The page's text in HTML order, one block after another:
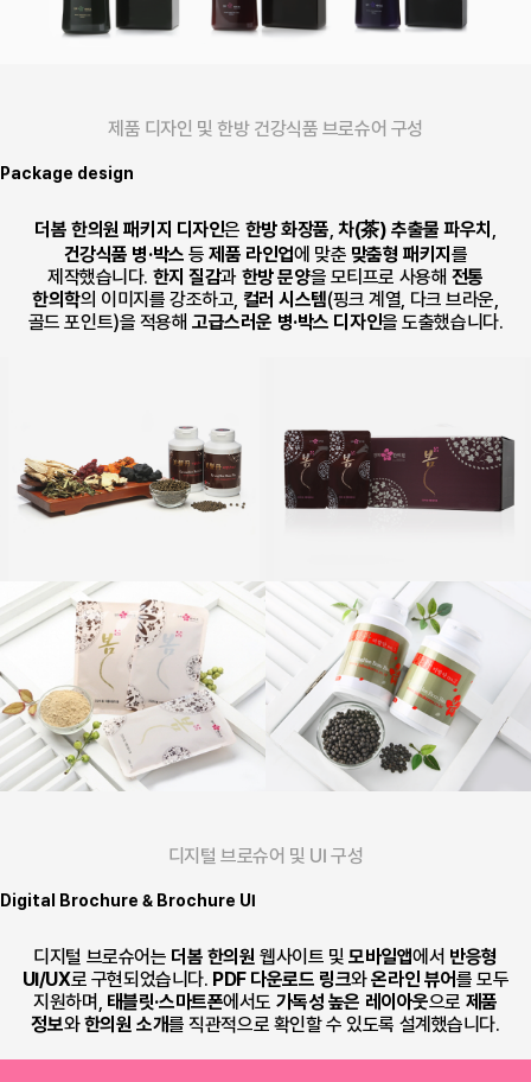
제품 디자인 및 한방 건강식품 브로슈어 구성
한방 전통 문양과 컬러 시스템을 적용해 고급스러운 패키지 디자인을 완성합니다.
Package design
더봄 한의원 패키지 디자인은 한방 화장품,차(茶) 추출물 파우치 ,
건강식품 병·박스 등제품 라인업에 맞춘 맞춤형 패키지 를
제작했습니다. 한지 질감과 한방 문양을 모티프로 사용해 전통
한의학의 이미지를 강조하고, 컬러 시스템(핑크 계열, 다크 브라운,
골드 포인트)을 적용해고급스러운 병·박스 디자인을 도출했습니다.
디지털 브로슈어 및 UI 구성
반응형 디지털 브로슈어로 모바일·웹에서 한의원 제품 정보를 편리하게 제공합니다.
Digital Brochure & Brochure UI
디지털 브로슈어는 더봄 한의원 웹사이트 및모바일앱에서 반응형
UI/UX로 구현되었습니다. PDF 다운로드 링크와온라인 뷰어를 모두
지원하며, 태블릿·스마트폰에서도 가독성 높은 레이아웃으로 제품
정보와한의원 소개를 직관적으로 확인할 수 있도록 설계했습니다.